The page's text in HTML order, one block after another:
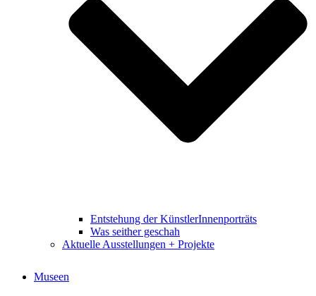
Entstehung der KünstlerInnenporträts
Was seither geschah
Aktuelle Ausstellungen + Projekte
Museen